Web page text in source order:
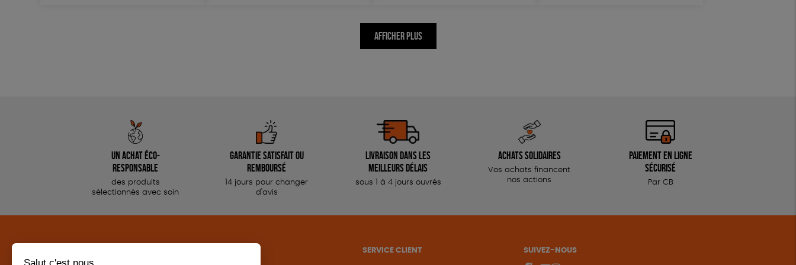
AFFICHER PLUS
Un achat éco-
responsable
des produits
sélectionnés avec soin
Garantie satisfait ou
remboursé
14 jours pour changer
d'avis
Livraison dans les
meilleurs délais
sous 1 à 4 jours ouvrés
Achats solidaires
Vos achats financent
nos actions
Paiement en ligne
sécurisé
Par CB
SERVICE CLIENT SUIVEZ-NOUS